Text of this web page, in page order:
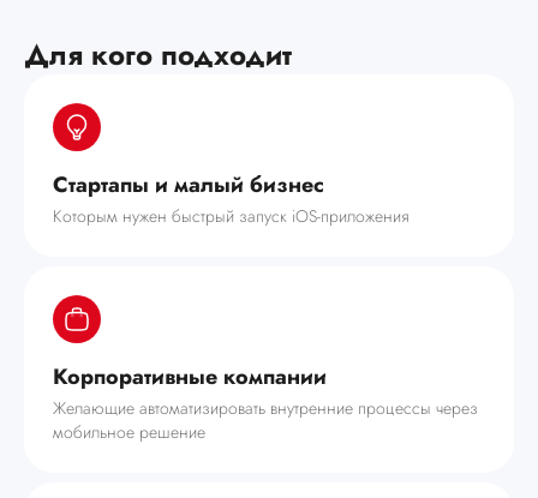
Для кого подходит
Стартапы и малый бизнес
Которым нужен быстрый запуск iOS-приложения
Корпоративные компании
Желающие автоматизировать внутренние процессы через
мобильное решение